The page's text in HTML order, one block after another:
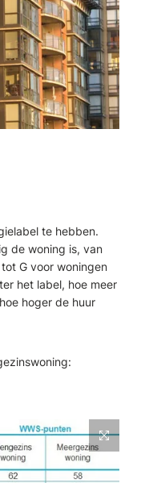
te hebben.
de woning is, van
G voor woningen
het label, hoe meer
hoger de huur